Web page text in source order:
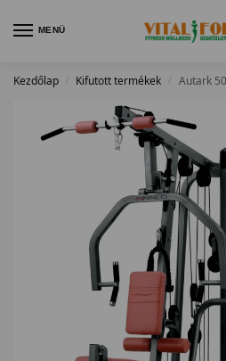
MENÜ
Kezdőlap / Kifutott termékek / Autark